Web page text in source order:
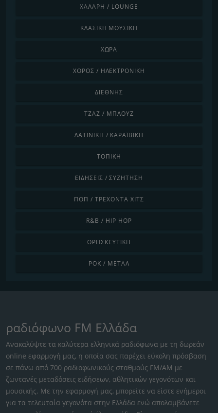
ΧΑΛΑΡΉ / LOUNGE
ΚΛΑΣΙΚΉ ΜΟΥΣΙΚΉ
ΧΏΡΑ
ΧΟΡΌΣ / ΗΛΕΚΤΡΟΝΙΚΉ
ΔΙΕΘΝΉΣ
ΤΖΑΖ / ΜΠΛΟΥΖ
ΛΑΤΙΝΙΚΉ / ΚΑΡΑΪΒΙΚΉ
ΤΟΠΙΚΉ
ΕΙΔΉΣΕΙΣ / ΣΥΖΉΤΗΣΗ
ΠΟΠ / ΤΡΈΧΟΝΤΑ ΧΙΤΣ
R&B / HIP HOP
ΘΡΗΣΚΕΥΤΙΚΉ
ΡΟΚ / ΜΈΤΑΛ
ραδιόφωνο FM Ελλάδα
Ανακαλύψτε τα καλύτερα ελληνικά ραδιόφωνα με τη δωρεάν
online εφαρμογή μας, η οποία σας παρέχει εύκολη πρόσβαση
σε πάνω από 700 ραδιοφωνικούς σταθμούς FM/AM με
ζωντανές μεταδόσεις ειδήσεων, αθλητικών γεγονότων και
μουσικής. Με την εφαρμογή μας, μπορείτε να είστε ενήμεροι
για τα τελευταία γεγονότα στην Ελλάδα ενώ απολαμβάνετε